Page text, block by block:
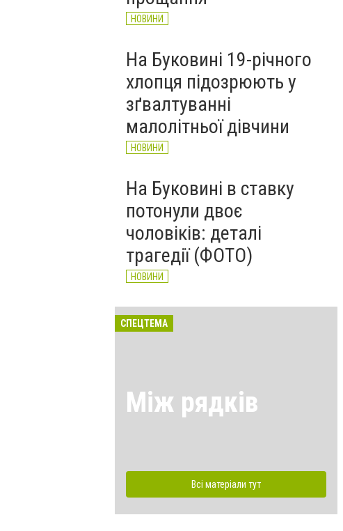
НОВИНИ
На Буковині 19-річного
хлопця підозрюють у
зґвалтуванні
малолітньої дівчини
НОВИНИ
На Буковині в ставку
потонули двоє
чоловіків: деталі
трагедії (ФОТО)
НОВИНИ
СПЕЦТЕМА
Між рядків
Всі матеріали тут